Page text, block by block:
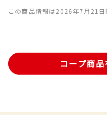
この商品情報は2026年7月21日
コープ商